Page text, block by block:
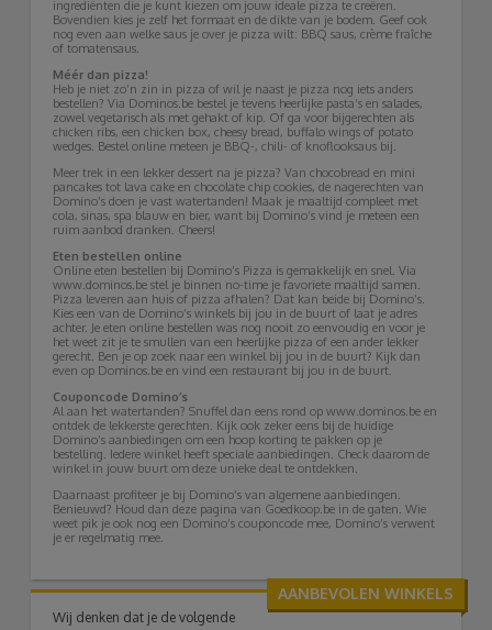
ingrediënten die je kunt kiezen om jouw ideale pizza te creëren.
Bovendien kies je zelf het formaat en de dikte van je bodem. Geef ook
nog even aan welke saus je over je pizza wilt: BBQ saus, crème fraîche
of tomatensaus.
Méér dan pizza!
Heb je niet zo’n zin in pizza of wil je naast je pizza nog iets anders
bestellen? Via Dominos.be bestel je tevens heerlijke pasta’s en salades,
zowel vegetarisch als met gehakt of kip. Of ga voor bijgerechten als
chicken ribs, een chicken box, cheesy bread, buffalo wings of potato
wedges. Bestel online meteen je BBQ-, chili- of knoflooksaus bij.
Meer trek in een lekker dessert na je pizza? Van chocobread en mini
pancakes tot lava cake en chocolate chip cookies, de nagerechten van
Domino’s doen je vast watertanden! Maak je maaltijd compleet met
cola, sinas, spa blauw en bier, want bij Domino’s vind je meteen een
ruim aanbod dranken. Cheers!
Eten bestellen online
Online eten bestellen bij Domino’s Pizza is gemakkelijk en snel. Via
www.dominos.be stel je binnen no-time je favoriete maaltijd samen.
Pizza leveren aan huis of pizza afhalen? Dat kan beide bij Domino’s.
Kies een van de Domino’s winkels bij jou in de buurt of laat je adres
achter. Je eten online bestellen was nog nooit zo eenvoudig en voor je
het weet zit je te smullen van een heerlijke pizza of een ander lekker
gerecht. Ben je op zoek naar een winkel bij jou in de buurt? Kijk dan
even op Dominos.be en vind een restaurant bij jou in de buurt.
Couponcode Domino’s
Al aan het watertanden? Snuffel dan eens rond op www.dominos.be en
ontdek de lekkerste gerechten. Kijk ook zeker eens bij de huidige
Domino’s aanbiedingen om een hoop korting te pakken op je
bestelling. Iedere winkel heeft speciale aanbiedingen. Check daarom de
winkel in jouw buurt om deze unieke deal te ontdekken.
Daarnaast profiteer je bij Domino’s van algemene aanbiedingen.
Benieuwd? Houd dan deze pagina van Goedkoop.be in de gaten. Wie
weet pik je ook nog een Domino’s couponcode mee, Domino’s verwent
je er regelmatig mee.
AANBEVOLEN WINKELS
Wij denken dat je de volgende